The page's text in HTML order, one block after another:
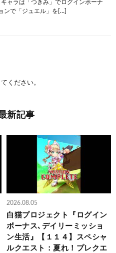
ャラは「つきみ」でログインボーナ
ンで「ジュエル」を[…]
てください。
新記事
2026.08.05
白猫プロジェクト『ログイン
ボーナス､デイリーミッショ
ン生活』【１１４】スペシャ
ルクエスト：夏れ！プレクエ